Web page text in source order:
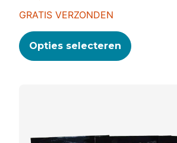
GRATIS VERZONDEN
Opties selecteren